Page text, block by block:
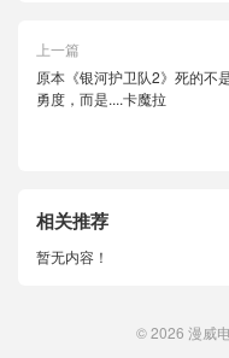
上一篇
原本《银河护卫队2》死的不
勇度，而是....卡魔拉
相关推荐
暂无内容！
© 2026 漫威